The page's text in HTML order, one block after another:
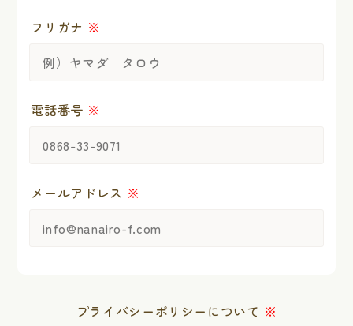
フリガナ ※
電話番号 ※
メールアドレス ※
プライバシーポリシー について ※